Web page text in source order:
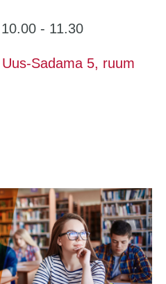
- 11.30
Sadama 5, ruum